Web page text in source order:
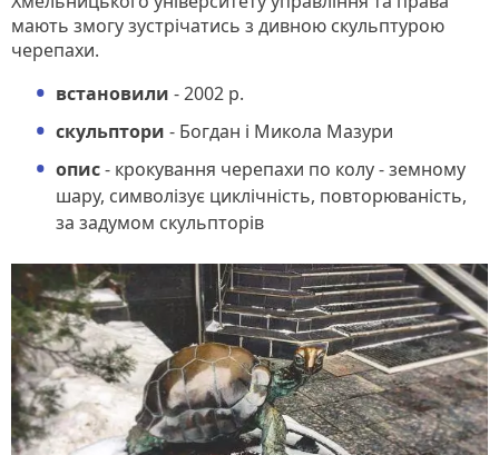
мають змогу зустрічатись з дивною скульптурою
черепахи.
встановили - 2002 р.
скульптори - Богдан і Микола Мазури
опис- крокування черепахи по колу - земному
шару, символізує циклічність, повторюваність,
за задумом скульпторів